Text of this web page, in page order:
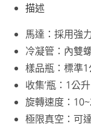
描述
馬達：採用強
冷凝管：內雙
樣品瓶：標準
收集’瓶：1公升
旋轉速度：
極限真空：可